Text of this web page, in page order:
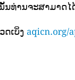
ນທ່ານຈະສາມາດ
ເບິ່ງ aqicn.org/